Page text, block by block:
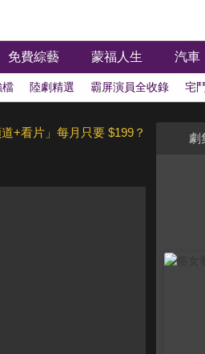
免費綜藝 蒙福人生 汽車
檔 陸劇精選 霸屏演員全收錄 宅
道+看片」每月只要 $199？ 劇